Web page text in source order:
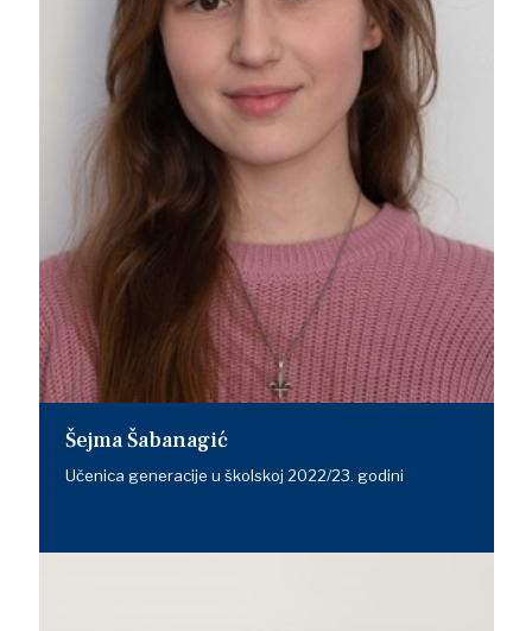
Šejma Šabanagić
Učenica generacije u školskoj 2022/23. godini